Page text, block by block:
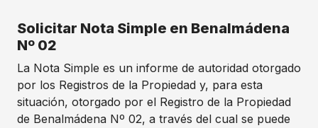
Solicitar Nota Simple en Benalmádena
Nº 02
La Nota Simple es un informe de autoridad otorgado
por los Registros de la Propiedad y, para esta
situación, otorgado por el Registro de la Propiedad
de Benalmádena Nº 02, a través del cual se puede